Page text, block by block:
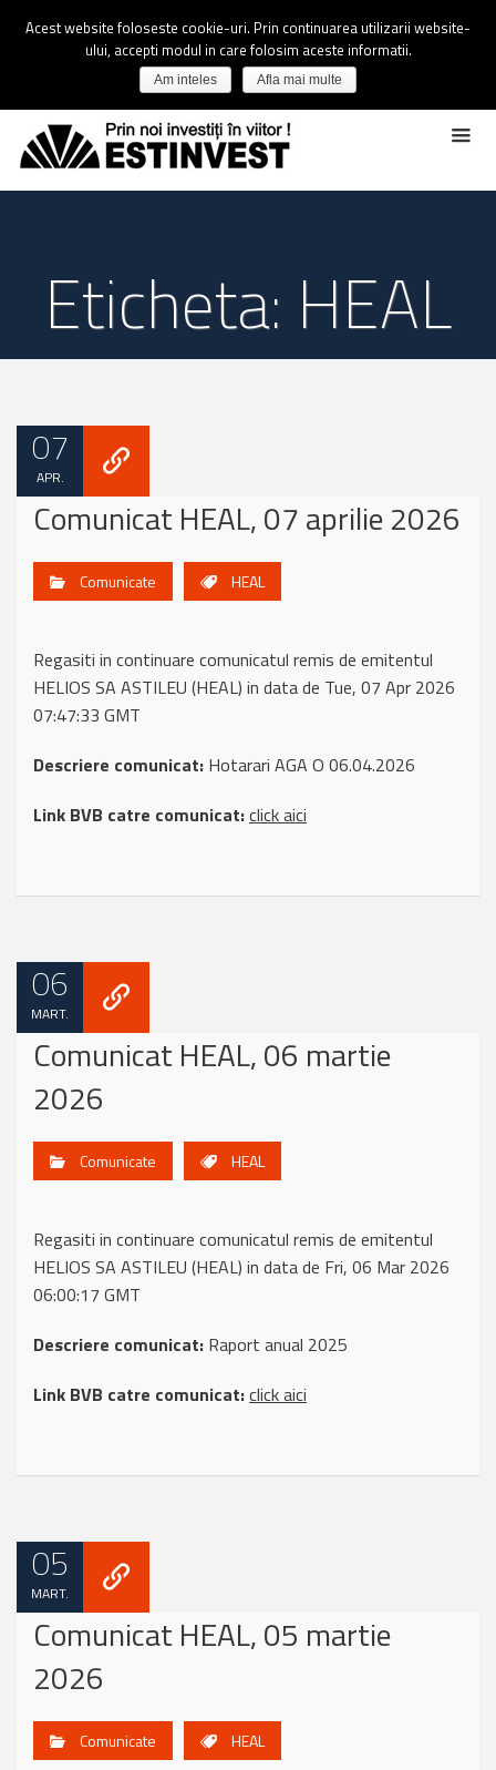
Eticheta: HEAL
07
APR.
Comunicat HEAL, 07 aprilie 2026
Comunicate HEAL
Regasiti in continuare comunicatul remis de emitentul
HELIOS SA ASTILEU (HEAL) in data de Tue, 07 Apr 2026
07:47:33 GMT
Descriere comunicat: Hotarari AGA O 06.04.2026
Link BVB catre comunicat:click aici
06
MART.
Comunicat HEAL, 06 martie
2026
Comunicate HEAL
Regasiti in continuare comunicatul remis de emitentul
HELIOS SA ASTILEU (HEAL) in data de Fri, 06 Mar 2026
06:00:17 GMT
Descriere comunicat: Raport anual 2025
Link BVB catre comunicat:click aici
05
MART.
Comunicat HEAL, 05 martie
2026
Comunicate HEAL
Acest website foloseste cookie-uri. Prin continuarea utilizarii website-
ului, accepti modul in care folosim aceste informatii.
Am inteles Afla mai multe